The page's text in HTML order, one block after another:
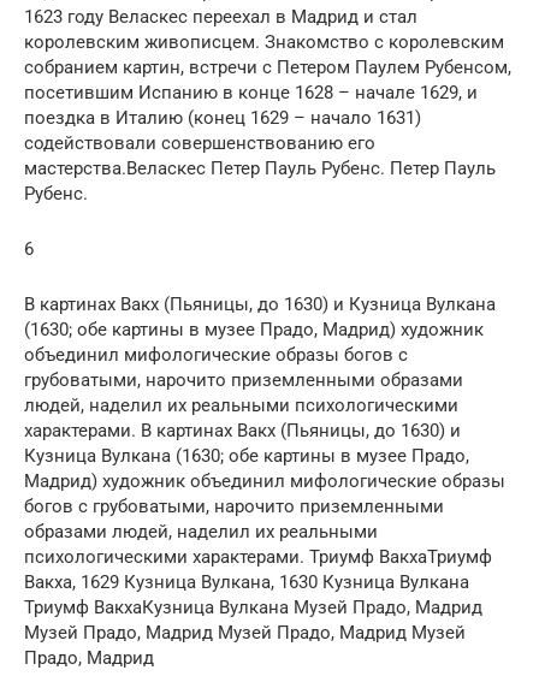
1623 году Веласкес переехал в Мадрид и стал
королевским живописцем. Знакомство с королевским
собранием картин, встречи с Петером Паулем Рубенсом,
посетившим Испанию в конце 1628 – начале 1629, и
поездка в Италию (конец 1629 – начало 1631)
содействовали совершенствованию его
мастерства.Веласкес Петер Пауль Рубенс. Петер Пауль
Рубенс.
6
В картинах Вакх (Пьяницы, до 1630) и Кузница Вулкана
(1630; обе картины в музее Прадо, Мадрид) художник
объединил мифологические образы богов с
грубоватыми, нарочито приземленными образами
людей, наделил их реальными психологическими
характерами. В картинах Вакх (Пьяницы, до 1630) и
Кузница Вулкана (1630; обе картины в музее Прадо,
Мадрид) художник объединил мифологические образы
богов с грубоватыми, нарочито приземленными
образами людей, наделил их реальными
психологическими характерами. Триумф ВакхаТриумф
Вакха, 1629 Кузница Вулкана, 1630 Кузница Вулкана
Триумф ВакхаКузница Вулкана Музей Прадо, Мадрид
Музей Прадо, Мадрид Музей Прадо, Мадрид Музей
Прадо, Мадрид